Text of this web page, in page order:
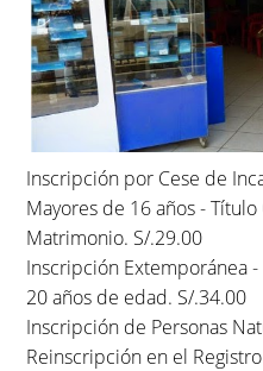
Inscripción por Cese de
Mayores de 16 años -
Matrimonio. S/.29.00
Inscripción Extemporánea
20 años de edad. S/.34.00
Inscripción de Personas
Reinscripción en el